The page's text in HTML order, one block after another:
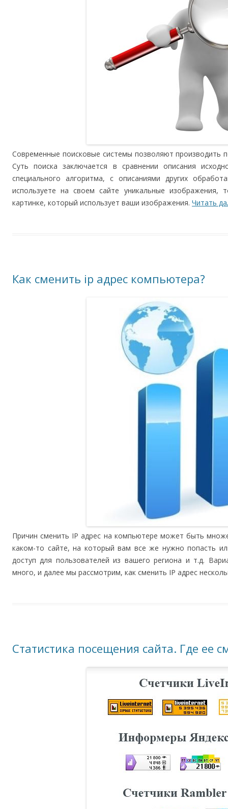
Современные поисковые системы позволяют производить
Суть поиска заключается в сравнении описания
специального алгоритма, с описаниями других
используете на своем сайте уникальные
картинке, который использует ваши изображения. Читать
Как сменить ip адрес компьютера?
Причин сменить IP адрес на компьютере может быть
каком-то сайте, на который вам все же нужно попасть
доступ для пользователей из вашего региона и т.д.
много, и далее мы рассмотрим, как сменить IP адрес
Статистика посещения сайта. Где ее